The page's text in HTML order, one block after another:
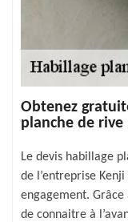
Obtenez
planche de rive
Le devis habillage
de l’entreprise
engagement. Grâce
de connaitre à